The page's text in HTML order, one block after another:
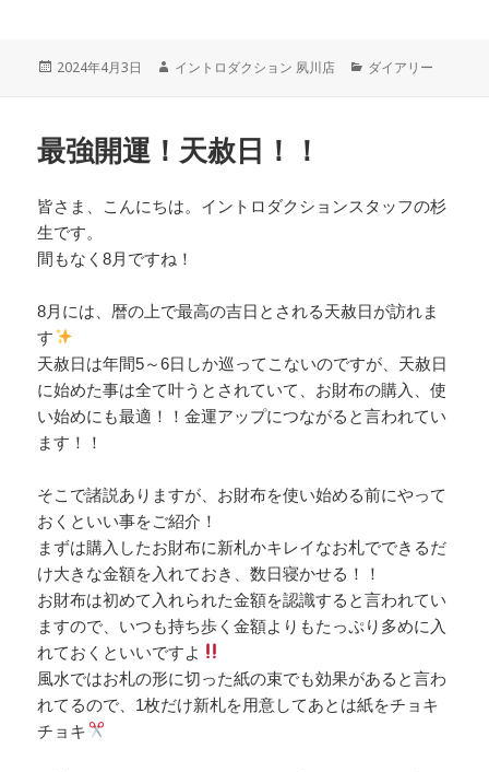
e
o
k
er
投
2024年4月3日
作
イントロダクション 夙川店
カ
ダイアリー
最強開運！天赦日！！
皆さま、こんにちは。イントロダクションスタッフの杉
生です。
間もなく8月ですね！
8月には、暦の上で最高の吉日とされる天赦日が訪れま
す
天赦日は年間5～6日しか巡ってこないのですが、天赦日
に始めた事は全て叶うとされていて、お財布の購入、使
い始めにも最適！！金運アップにつながると言われてい
ます！！
そこで諸説ありますが、お財布を使い始める前にやって
おくといい事をご紹介！
まずは購入したお財布に新札かキレイなお札でできるだ
け大きな金額を入れておき、数日寝かせる！！
お財布は初めて入れられた金額を認識すると言われてい
ますので、いつも持ち歩く金額よりもたっぷり多めに入
れておくといいですよ
風水ではお札の形に切った紙の束でも効果があると言わ
れてるので、1枚だけ新札を用意してあとは紙をチョキ
チョキ